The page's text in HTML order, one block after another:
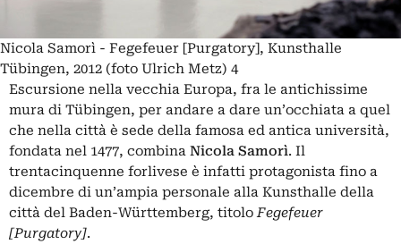
Nicola Samorì - Fegefeuer [Purgatory], Kunsthalle
Tübingen, 2012 (foto Ulrich Metz) 4
Escursione nella vecchia Europa, fra le antichissime
mura di Tübingen, per andare a dare un’occhiata a quel
che nella città è sede della famosa ed antica università,
fondata nel 1477, combina Nicola Samorì. Il
trentacinquenne forlivese è infatti protagonista fino a
dicembre di un’ampia personale alla Kunsthalle della
città del Baden-Württemberg, titoloFegefeuer
[Purgatory].